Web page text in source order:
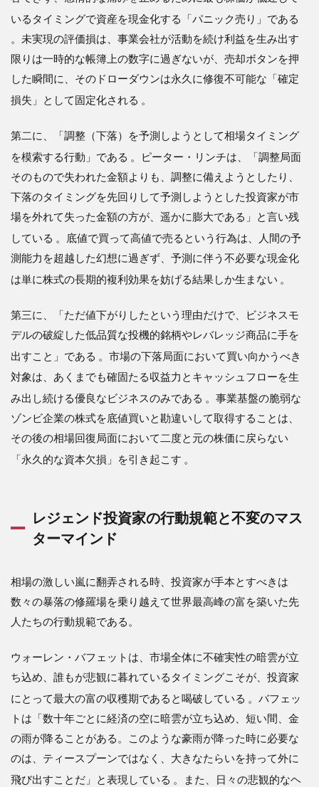
いるタイミングで資産を現金化する「パニック売り」である
。未実現の評価損は、事業会社が活動を続け利益を生み出す
限りは一時的な帳簿上の数字に過ぎないが、売却ボタンを押
した瞬間に、そのドローダウンは永久に修復不可能な「確定
損失」として固定化される 。
第二に、「調整（下落）を予測しようとして相場タイミング
を模索する行動」である 。ピーター・リンチは、「調整局面
そのもので失われた金額よりも、調整に備えようとしたり、
下落のタイミングを先回りして予測しようとした投資家が市
場を外れて失った金額の方が、遥かに膨大である」と言い残
している 。底値で買って高値で売るという行為は、人間の予
測能力を超越した幻想に過ぎず、予測に伴う不必要な現金化
は単に株式の長期的複利効果を妨げる結果しか生まない 。
第三に、「ただ値下がりしたという理由だけで、ビジネスモ
デルの破綻した低品質な投機的銘柄やレバレッジ商品に手を
出すこと」である 。市場の下落局面において買い向かうべき
対象は、あくまでも確固たる収益力とキャッシュフローを生
み出し続ける優良なビジネスのみである 。事業基盤の脆弱な
ゾンビ企業の株式を底値買いと勘違いして取得することは、
その後の相場回復局面において二度と元の株価に戻らない
「永久的な資本欠損」を引き起こす 。
レジェンド投資家の行動規範と不変のマス
ターマインド
相場の激しい嵐に翻弄される時、投資家が手本とすべきは
数々の暴落の修羅場を乗り越えて世界最高峰の富を築いた先
人たちの行動規範である。
ウォーレン・バフェットは、市場全体に不確実性の暗雲が立
ち込め、誰もが悲観に暮れているタイミングこそが、投資家
にとって最大の富の収穫期であると喝破している 。バフェッ
トは「数十年ごとに経済の空に暗雲が立ち込め、短い間、金
の雨が降ることがある。このような豪雨が降った時に必要な
のは、ティースプーンではなく、大きなたらいを持って外に
飛び出すことだ」と表現している 。また、日々の悲観的なヘ